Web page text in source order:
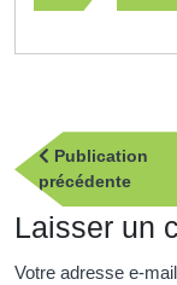
Navigation
de
l’article
Publication
précédente
Laisser un
Votre adresse e-